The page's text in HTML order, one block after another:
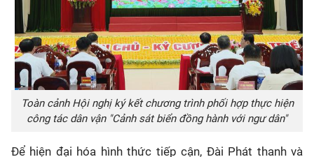
Toàn cảnh Hội nghị ký kết chương trình phối hợp thực hiện
công tác dân vận "Cảnh sát biển đồng hành với ngư dân"
Để hiện đại hóa hình thức tiếp cận, Đài Phát thanh và